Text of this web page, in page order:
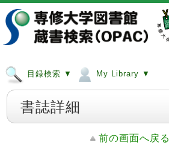
目録検索 ▼ My Library ▼
書誌詳細
前の画面へ戻る